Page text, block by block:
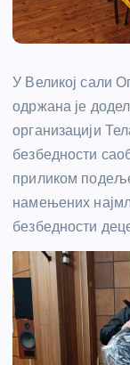
У Великој сали
одржана је
организацији
безбедности
приликом
намењених
безбедности